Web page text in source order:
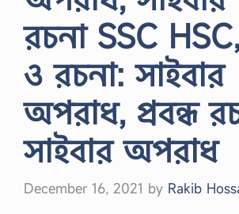
রচনা SSC HSC,
ও রচনা: সাইবার
অপরাধ, প্রবন্ধ
সাইবার অপরাধ
December 16, 2021 by Rakib